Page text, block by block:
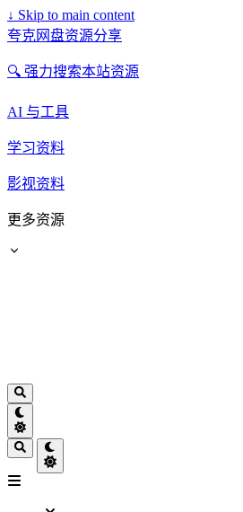
↓ Skip to main content
夸克网盘资源分享
🔍 强力搜索本站资源
AI 与工具
学习资料
影视资料
更多资源